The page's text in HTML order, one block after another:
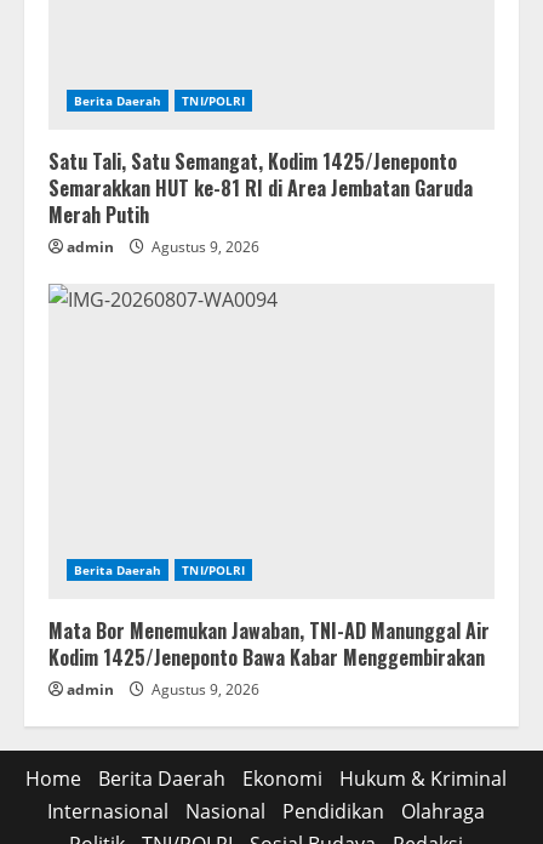
Berita Daerah TNI/POLRI
Satu Tali, Satu Semangat, Kodim 1425/Jeneponto
Semarakkan HUT ke-81 RI di Area Jembatan Garuda
Merah Putih
admin Agustus 9, 2026
Berita Daerah TNI/POLRI
Mata Bor Menemukan Jawaban, TNI-AD Manunggal Air
Kodim 1425/Jeneponto Bawa Kabar Menggembirakan
admin Agustus 9, 2026
Home Berita Daerah Ekonomi
Hukum & Kriminal
Internasional
Nasional Pendidikan
Olahraga